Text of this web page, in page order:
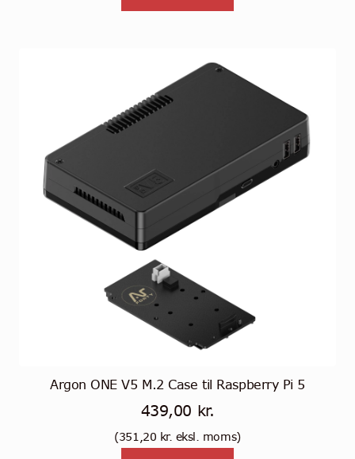
Argon ONE V5 M.2 Case til Raspberry Pi 5
439,00 kr.
(351,20 kr. eksl. moms)